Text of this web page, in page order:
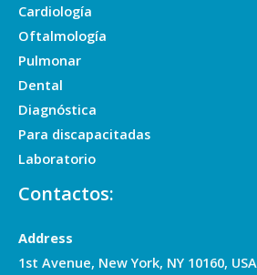
Cardiología
Oftalmología
Pulmonar
Dental
Diagnóstica
Para discapacitadas
Laboratorio
Contactos:
Address
1st Avenue, New York, NY 10160, USA